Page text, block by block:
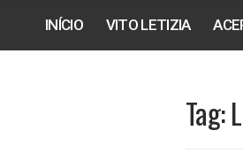
INÍCIO VITO LETIZIA
Tag: